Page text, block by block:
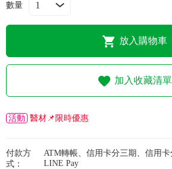
數量
放入購物車
加入收藏清單
活動 醫材📌限時優惠
付款方
式：
ATM轉帳、信用卡分三期、信用卡
LINE Pay